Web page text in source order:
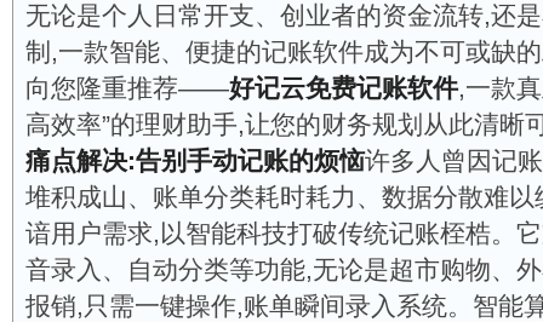
无论是个人日常开支、创业者的资金流转,还
制,一款智能、便捷的记账软件成为不可或缺
向您隆重推荐——好记云免费记账软件,一款
高效率”的理财助手,让您的财务规划从此清晰
痛点解决:告别手动记账的烦恼许多人曾因记
堆积成山、账单分类耗时耗力、数据分散难
谙用户需求,以智能科技打破传统记账桎梏。
音录入、自动分类等功能,无论是超市购物、
报销,只需一键操作,账单瞬间录入系统。智能